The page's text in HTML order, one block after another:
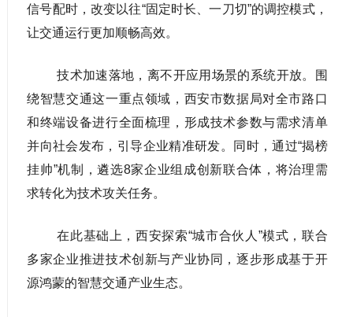
信号配时，改变以往“固定时长、一刀切”的调控模式，
让交通运行更加顺畅高效。
技术加速落地，离不开应用场景的系统开放。围
绕智慧交通这一重点领域，西安市数据局对全市路口
和终端设备进行全面梳理，形成技术参数与需求清单
并向社会发布，引导企业精准研发。同时，通过“揭榜
挂帅”机制，遴选8家企业组成创新联合体，将治理需
求转化为技术攻关任务。
在此基础上，西安探索“城市合伙人”模式，联合
多家企业推进技术创新与产业协同，逐步形成基于开
源鸿蒙的智慧交通产业生态。